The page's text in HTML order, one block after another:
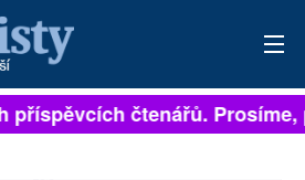
čtenářů. Prosíme,